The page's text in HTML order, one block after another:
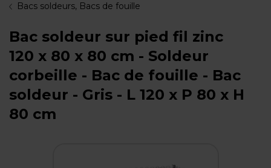
Bacs soldeurs, Bacs de fouille
Bac soldeur sur pied fil zinc
120 x 80 x 80 cm - Soldeur
corbeille - Bac de fouille - Bac
soldeur - Gris - L 120 x P 80 x H
80 cm